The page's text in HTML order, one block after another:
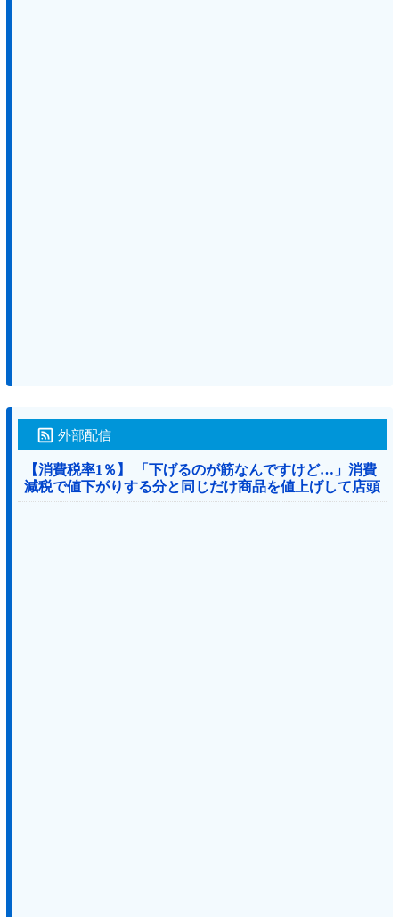
外部配信
【消費税率1％】 「下げるのが筋なんですけど…」消費
減税で値下がりする分と同じだけ商品を値上げして店頭
価格を変えない店も